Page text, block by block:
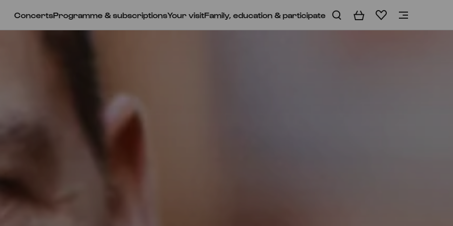
ConcertsProgramme & subscriptionsYour visitFamily, education & participate BasketWishlist